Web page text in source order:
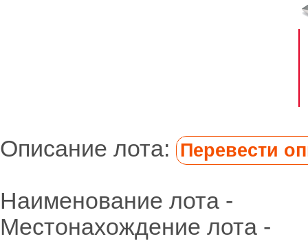
Описание лота: Перевести
Наименование лота -
Местонахождение лота -